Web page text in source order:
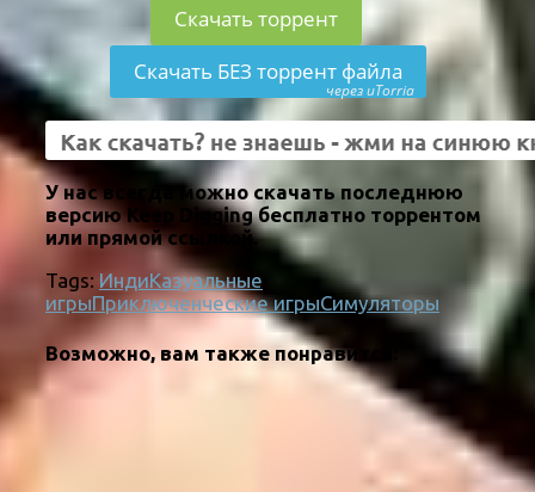
Скачать торрент
Скачать БЕЗ торрент файла
через uTorria
У нас всегда можно скачать последнюю
версию Keep Digging бесплатно торрентом
или прямой ссылкой.
Tags: ИндиКазуальные
игрыПриключенческие игрыСимуляторы
Возможно, вам также понравится: